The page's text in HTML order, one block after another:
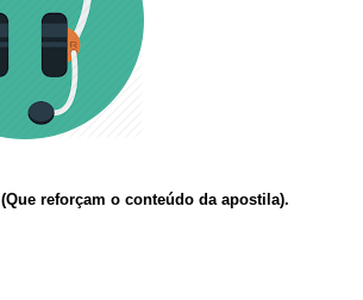
(Que reforçam o conteúdo da apostila).